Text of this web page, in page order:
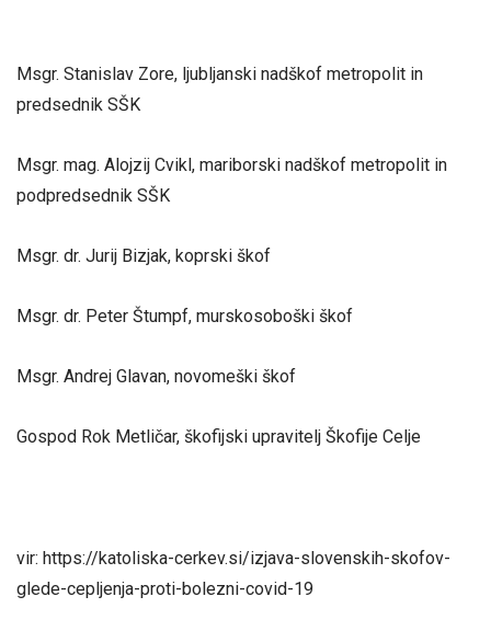
Msgr. Stanislav Zore, ljubljanski nadškof metropolit in
predsednik SŠK
Msgr. mag. Alojzij Cvikl, mariborski nadškof metropolit in
podpredsednik SŠK
Msgr. dr. Jurij Bizjak, koprski škof
Msgr. dr. Peter Štumpf, murskosoboški škof
Msgr. Andrej Glavan, novomeški škof
Gospod Rok Metličar, škofijski upravitelj Škofije Celje
vir: https://katoliska-cerkev.si/izjava-slovenskih-skofov-
glede-cepljenja-proti-bolezni-covid-19